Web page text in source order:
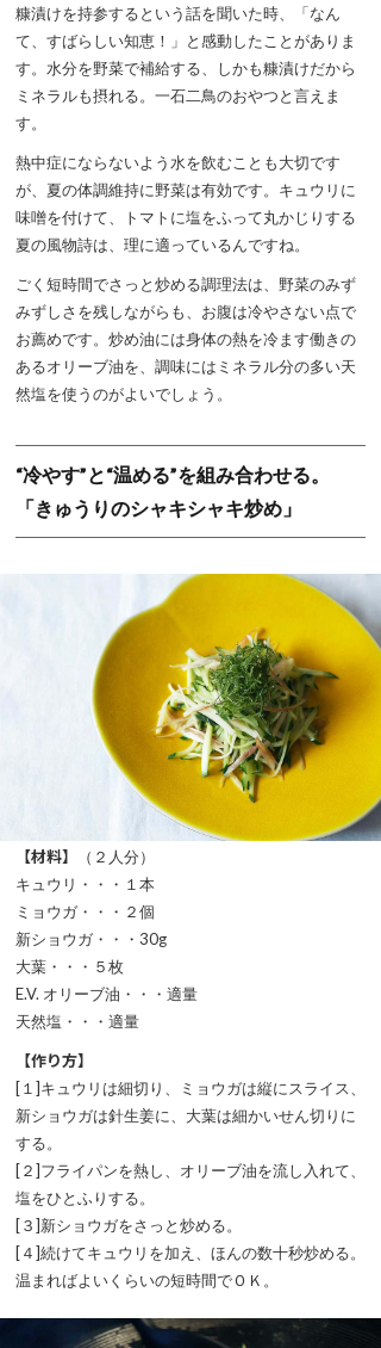
糠漬けを持参するという話を聞いた時、「なん
て、すばらしい知恵！」と感動したことがありま
す。水分を野菜で補給する、しかも糠漬けだから
ミネラルも摂れる。一石二鳥のおやつと言えま
す。
熱中症にならないよう水を飲むことも大切です
が、夏の体調維持に野菜は有効です。キュウリに
味噌を付けて、トマトに塩をふって丸かじりする
夏の風物詩は、理に適っているんですね。
ごく短時間でさっと炒める調理法は、野菜のみず
みずしさを残しながらも、お腹は冷やさない点で
お薦めです。炒め油には身体の熱を冷ます働きの
あるオリーブ油を、調味にはミネラル分の多い天
然塩を使うのがよいでしょう。
“冷やす”と“温める”を組み合わせる。
「きゅうりのシャキシャキ炒め」
【材料】
（２人分）
キュウリ・・・１本
ミョウガ・・・２個
新ショウガ・・・30g
大葉・・・５枚
E.V. オリーブ油・・・適量
天然塩・・・適量
【作り方】
[１]キュウリは細切り、ミョウガは縦にスライス、
新ショウガは針生姜に、大葉は細かいせん切りに
する。
[２]フライパンを熱し、オリーブ油を流し入れて、
塩をひとふりする。
[３]新ショウガをさっと炒める。
[４]続けてキュウリを加え、ほんの数十秒炒める。
温まればよいくらいの短時間でＯＫ。